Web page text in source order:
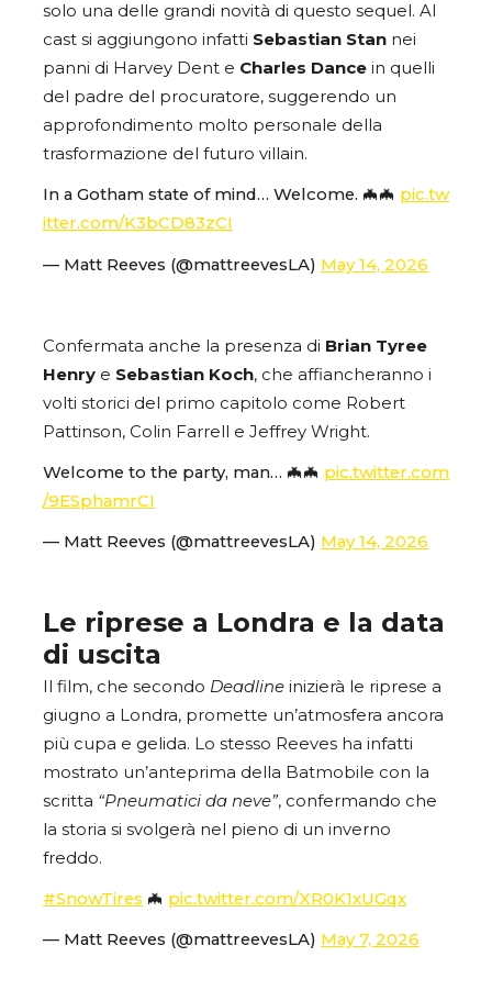
solo una delle grandi novità di questo sequel. Al
cast si aggiungono infatti Sebastian Stan nei
panni di Harvey Dent e Charles Dance in quelli
del padre del procuratore, suggerendo un
approfondimento molto personale della
trasformazione del futuro villain.
In a Gotham state of mind… Welcome. 🦇🦇 pic.tw
itter.com/K3bCD83zCI
— Matt Reeves (@mattreevesLA) May 14, 2026
Confermata anche la presenza di Brian Tyree
Henry e Sebastian Koch, che affiancheranno i
volti storici del primo capitolo come Robert
Pattinson, Colin Farrell e Jeffrey Wright.
Welcome to the party, man… 🦇🦇 pic.twitter.com
/9ESphamrCI
— Matt Reeves (@mattreevesLA) May 14, 2026
Le riprese a Londra e la data
di uscita
Il film, che secondo Deadline inizierà le riprese a
giugno a Londra, promette un’atmosfera ancora
più cupa e gelida. Lo stesso Reeves ha infatti
mostrato un’anteprima della Batmobile con la
scritta “Pneumatici da neve”, confermando che
la storia si svolgerà nel pieno di un inverno
freddo.
#SnowTires 🦇 pic.twitter.com/XR0K1xUGqx
— Matt Reeves (@mattreevesLA) May 7, 2026